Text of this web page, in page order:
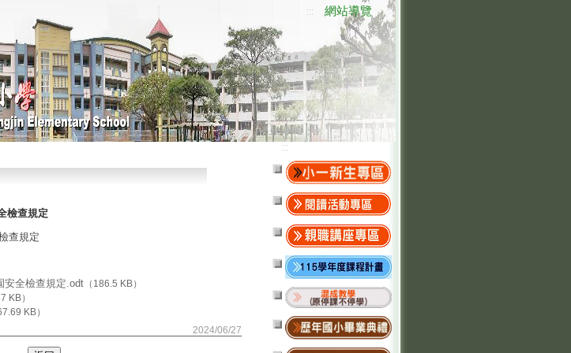
::: 網站導覽
檢查規定
查規定
安全檢查規定.odt （186.5 KB）
KB）
KB）
2024/06/27
:::